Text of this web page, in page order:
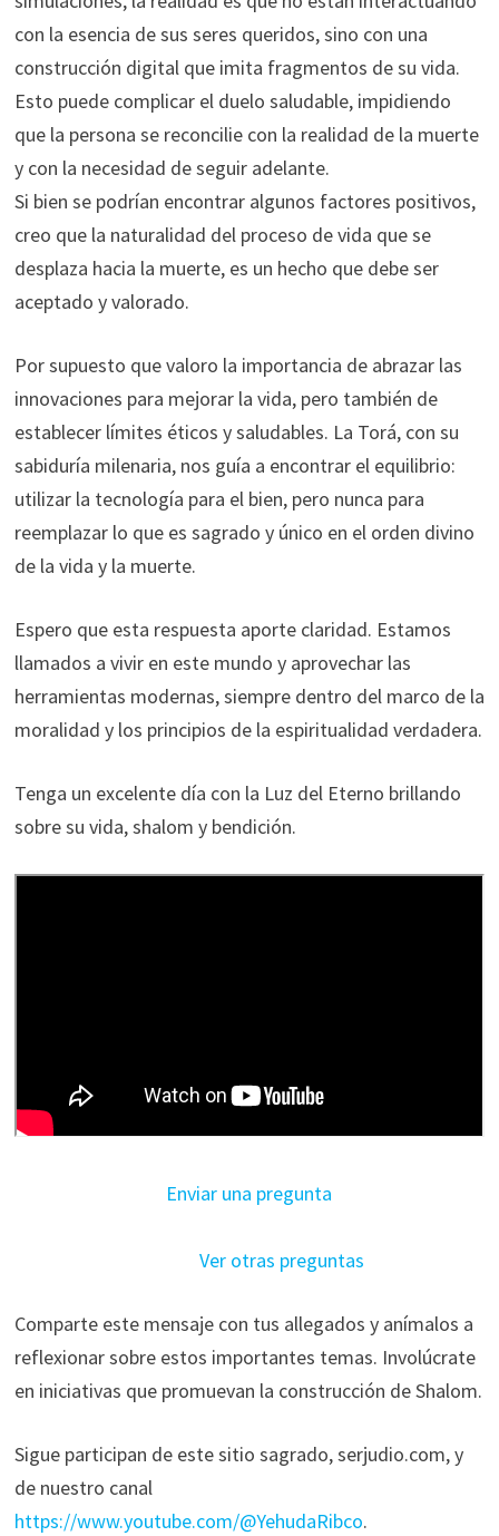
con la esencia de sus seres queridos, sino con una
construcción digital que imita fragmentos de su vida.
Esto puede complicar el duelo saludable, impidiendo
que la persona se reconcilie con la realidad de la muerte
y con la necesidad de seguir adelante.
Si bien se podrían encontrar algunos factores positivos,
creo que la naturalidad del proceso de vida que se
desplaza hacia la muerte, es un hecho que debe ser
aceptado y valorado.
Por supuesto que valoro la importancia de abrazar las
innovaciones para mejorar la vida, pero también de
establecer límites éticos y saludables. La Torá, con su
sabiduría milenaria, nos guía a encontrar el equilibrio:
utilizar la tecnología para el bien, pero nunca para
reemplazar lo que es sagrado y único en el orden divino
de la vida y la muerte.
Espero que esta respuesta aporte claridad. Estamos
llamados a vivir en este mundo y aprovechar las
herramientas modernas, siempre dentro del marco de la
moralidad y los principios de la espiritualidad verdadera.
Tenga un excelente día con la Luz del Eterno brillando
sobre su vida, shalom y bendición.
Enviar una pregunta
Ver otras preguntas
Comparte este mensaje con tus allegados y anímalos a
reflexionar sobre estos importantes temas. Involúcrate
en iniciativas que promuevan la construcción de Shalom.
Sigue participan de este sitio sagrado, serjudio.com, y
de nuestro canal
https://www.youtube.com/@YehudaRibco.